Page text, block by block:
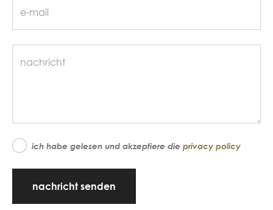
ich habe gelesen und akzeptiere die privacy policy
nachricht senden